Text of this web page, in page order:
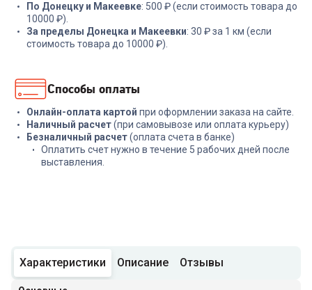
По Донецку и Макеевке: 500 ₽ (если стоимость товара до
10000 ₽).
За пределы Донецка и Макеевки: 30 ₽ за 1 км (если
стоимость товара до 10000 ₽).
Способы оплаты
Онлайн-оплата картой при оформлении заказа на сайте.
Наличный расчет(при самовывозе или оплата курьеру)
Безналичный расчет(оплата счета в банке)
Оплатить счет нужно в течение 5 рабочих дней после
выставления.
Характеристики Описание Отзывы